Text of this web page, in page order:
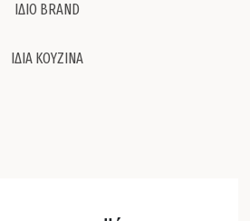
ΙΔΙΟ BRAND
ΙΔΙΑ ΚΟΥΖΙΝΑ